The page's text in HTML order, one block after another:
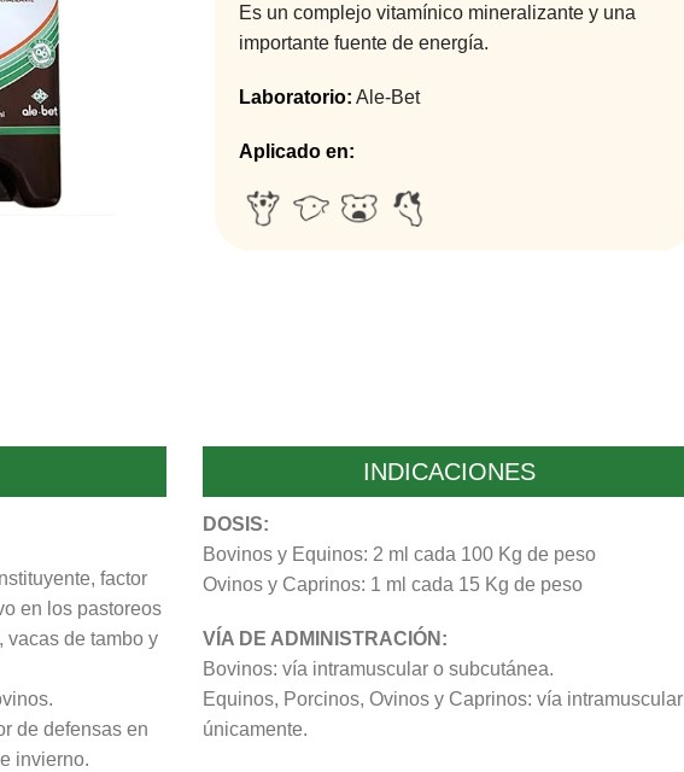
Es un complejo vitamínico mineralizante y una
importante fuente de energía.
Laboratorio: Ale-Bet
Aplicado en:
factor
en los pastoreos
vacas de tambo y
de defensas en
invierno.
INDICACIONES
DOSIS:
Bovinos y Equinos: 2 ml cada 100 Kg de peso
Ovinos y Caprinos: 1 ml cada 15 Kg de peso
VÍA DE ADMINISTRACIÓN:
Bovinos: vía intramuscular o subcutánea.
Equinos, Porcinos, Ovinos y Caprinos: vía intramuscular
únicamente.